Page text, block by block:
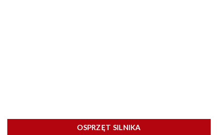
OSPRZĘT SILNIKA